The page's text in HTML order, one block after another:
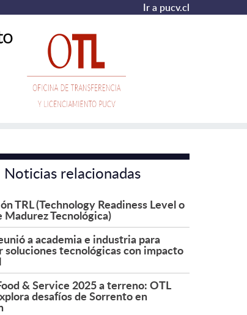
Ir a pucv.cl
Noticias relacionadas
TRL (Technology Readiness Level o
Madurez Tecnológica)
a academia e industria para
soluciones tecnológicas con impacto
& Service 2025 a terreno: OTL
desafíos de Sorrento en